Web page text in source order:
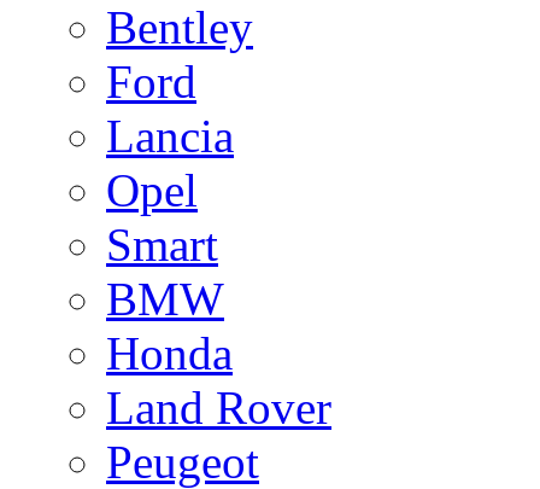
Bentley
Ford
Lancia
Opel
Smart
BMW
Honda
Land Rover
Peugeot